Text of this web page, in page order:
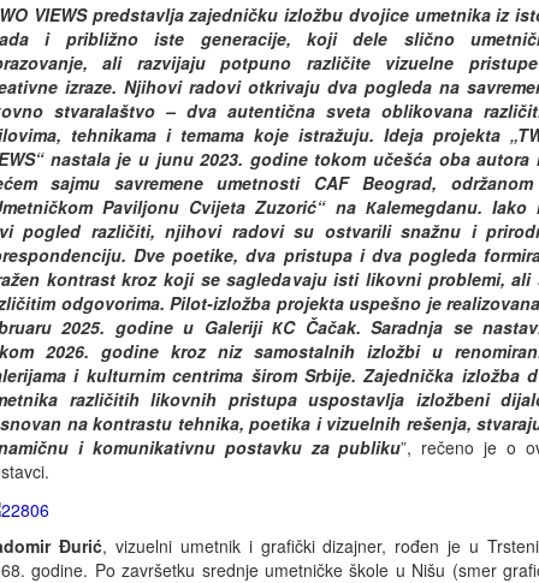
VIEWS predstavlja zajedničku izložbu dvojice umetnika iz
i približno iste generacije, koji dele slično
ali razvijaju potpuno različite vizuelne
izraze. Njihovi radovi otkrivaju dva pogleda na
stvaralaštvo – dva autentična sveta oblikovana
tehnikama i temama koje istražuju. Ideja projekta
nastala je u junu 2023. godine tokom učešća oba autora
sajmu savremene umetnosti CAF Beograd,
Paviljonu Cvijeta Zuzorić“ na Кalemegdanu. Iako
pogled različiti, njihovi radovi su ostvarili snažnu i
Dve poetike, dva pristupa i dva pogleda
kontrast kroz koji se sagledavaju isti likovni problemi, ali
odgovorima. Pilot-izložba projekta uspešno je
2025. godine u Galeriji КC Čačak. Saradnja se
2026. godine kroz niz samostalnih izložbi u
i kulturnim centrima širom Srbije. Zajednička izložba
različitih likovnih pristupa uspostavlja izložbeni
na kontrastu tehnika, poetika i vizuelnih rešenja,
i komunikativnupostavku za publiku”, rečeno je o
Đurić, vizuelni umetnik i grafički dizajner, rođen je u
godine. Po završetku srednje umetničke škole u Nišu (smer